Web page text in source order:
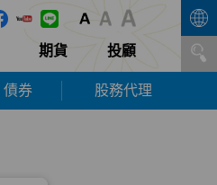
期貨 投顧
債券 股務代理